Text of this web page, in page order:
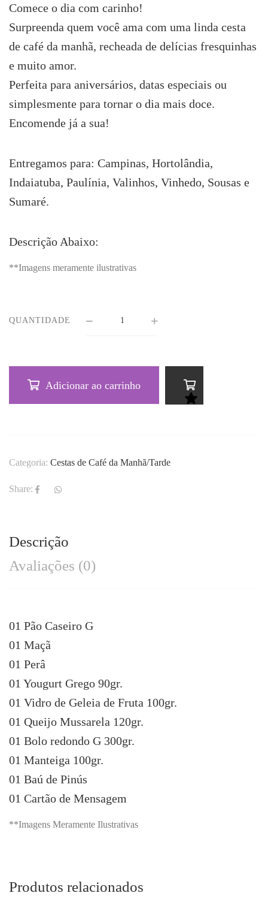
era:
R$204.40.
R$174.80.
Comece o dia com carinho!
Surpreenda quem você ama com uma linda cesta
de café da manhã, recheada de delícias fresquinhas
e muito amor.
Perfeita para aniversários, datas especiais ou
simplesmente para tornar o dia mais doce.
Encomende já a sua!
Entregamos para: Campinas, Hortolândia,
Indaiatuba, Paulínia, Valinhos, Vinhedo, Sousas e
Sumaré.
Descrição Abaixo:
**Imagens meramente ilustrativas
QUANTIDADE
Adicionar ao carrinho
Categoria: Cestas de Café da Manhã/Tarde
Share:
Descrição
Avaliações (0)
01 Pão Caseiro G
01 Maçã
01 Perâ
01 Yougurt Grego 90gr.
01 Vidro de Geleia de Fruta 100gr.
01 Queijo Mussarela 120gr.
01 Bolo redondo G 300gr.
01 Manteiga 100gr.
01 Baú de Pinús
01 Cartão de Mensagem
**Imagens Meramente Ilustrativas
Produtos relacionados